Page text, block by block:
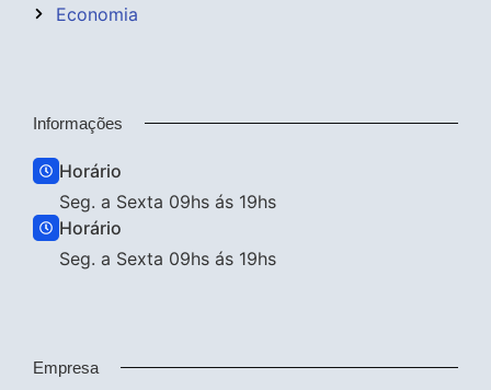
Economia
Informações
Horário
Seg. a Sexta 09hs ás 19hs
Horário
Seg. a Sexta 09hs ás 19hs
Empresa